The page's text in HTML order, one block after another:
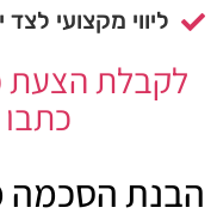
ליווי מקצועי
לקבלת הצעת
כתבו
הבנת הסכמה